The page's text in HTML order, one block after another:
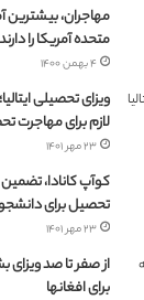
مهاجران، بیشترین
متحده آمریکا را دارند
۴ بهمن ۱۴۰۰
ویزای تحصیلی
لازم برای مهاجرت
۲۳ مهر ۱۴۰۱
کوآپ کانادا، تضمین
تحصیل برای
۲۳ مهر ۱۴۰۱
از صفر تا صد ویزای
برای افغانها